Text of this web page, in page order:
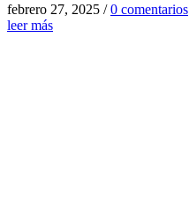
febrero 27, 2025 / 0 comentarios
leer más